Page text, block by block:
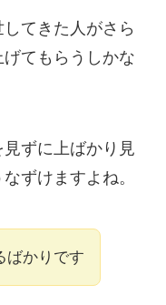
てきた人がさら
てもらうしかな
ずに上ばかり見
ずけますよね。
ばかりです